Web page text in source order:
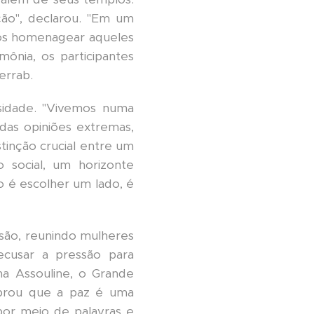
declarou. "Em um
homenagear aqueles
os participantes
"Vivemos numa
opiniões extremas,
crucial entre um
social, um horizonte
é escolher um lado, é
reunindo mulheres
a pressão para
Assouline, o Grande
que a paz é uma